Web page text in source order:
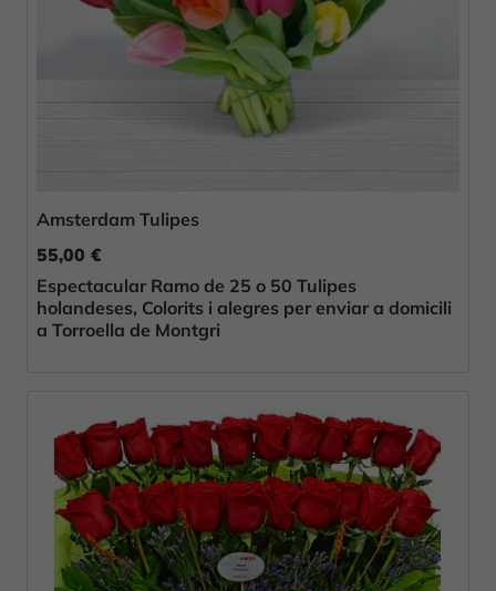
Amsterdam Tulipes
55,00 €
Espectacular Ramo de 25 o 50 Tulipes
holandeses, Colorits i alegres per enviar a domicili
a Torroella de Montgri